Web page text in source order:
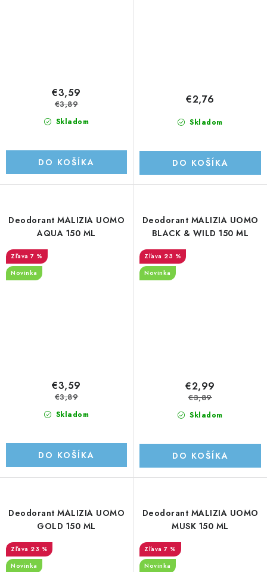
Skladom
€3,59
€3,89
DO KOŠÍKA
Skladom
€2,76
DO KOŠÍKA
Deodorant MALIZIA UOMO
AQUA 150 ML
7 %
Novinka
Skladom
€3,59
€3,89
DO KOŠÍKA
Deodorant MALIZIA UOMO
BLACK & WILD 150 ML
23 %
Novinka
Skladom
€2,99
€3,89
DO KOŠÍKA
Deodorant MALIZIA UOMO
GOLD 150 ML
23 %
Novinka
Deodorant MALIZIA UOMO
MUSK 150 ML
7 %
Novinka